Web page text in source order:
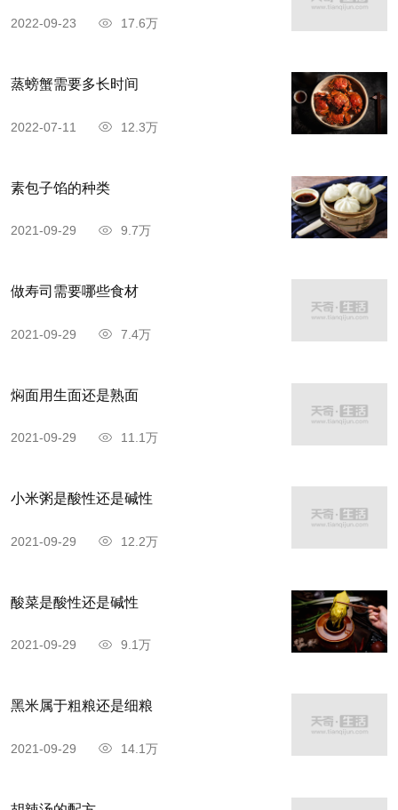
令，在昆明六道城门张贴布告，从今天开始，所有
月，违者严加惩处，绝不宽容。
粗糠宝向乡亲们招招手，如此这般地嘱咐了一
纷纷从家里搬出炉子，在上面烤起粑粑来，一个个
吃得香极了。
老倌吹胡子瞪眼睛。粗糠宝走上前去，冲着知府扮
了个鬼脸，“知府大人，布告上禁止在家里生火煮
已，事先怎么就没想到粗糠宝会来这一手呢！
2022-09-23 17.6万
蒸螃蟹需要多长时间
2022-07-11 12.3万
素包子馅的种类
2021-09-29 9.7万
做寿司需要哪些食材
2021-09-29 7.4万
焖面用生面还是熟面
2021-09-29 11.1万
小米粥是酸性还是碱性
2021-09-29 12.2万
酸菜是酸性还是碱性
2021-09-29 9.1万
黑米属于粗粮还是细粮
2021-09-29 14.1万